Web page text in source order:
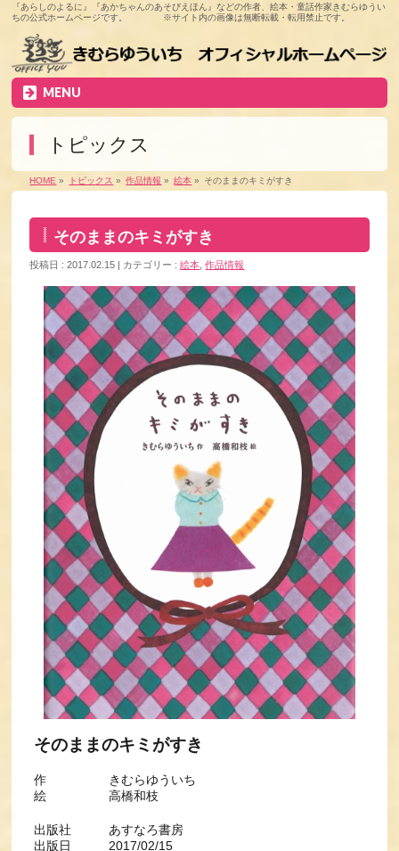
『あらしのよるに』『あかちゃんのあそびえほん』などの作者、絵本・童話作家きむらゆうい
ちの公式ホームページです。 ※サイト内の画像は無断転載・転用禁止です。
MENU
トピックス
HOME » トピックス » 作品情報 » 絵本 » そのままのキミがすき
そのままのキミがすき
投稿日 : 2017.02.15 カテゴリー :絵本 ,作品情報
そのままのキミがすき
作 きむらゆういち
絵 高橋和枝
出版社 あすなろ書房
出版日 2017/02/15